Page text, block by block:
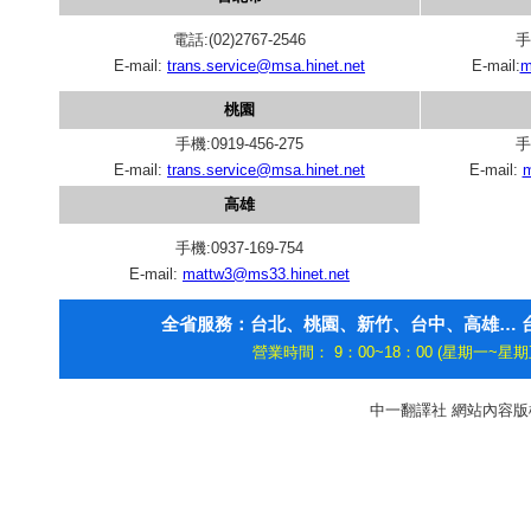
電話:(02)2767-2546
E-mail: trans.service@msa.hinet.net
E-mail:
桃園
手機:0919-456-275
E-mail: trans.service@msa.hinet.net
E-mail:
高雄
手機:0937-169-754
E-mail: mattw3@ms33.hinet.net
全省服務：台北、桃園、新竹、台中、高雄…
營業時間： 9：00~18：00 (星期一~星
中一翻譯社 網站內容